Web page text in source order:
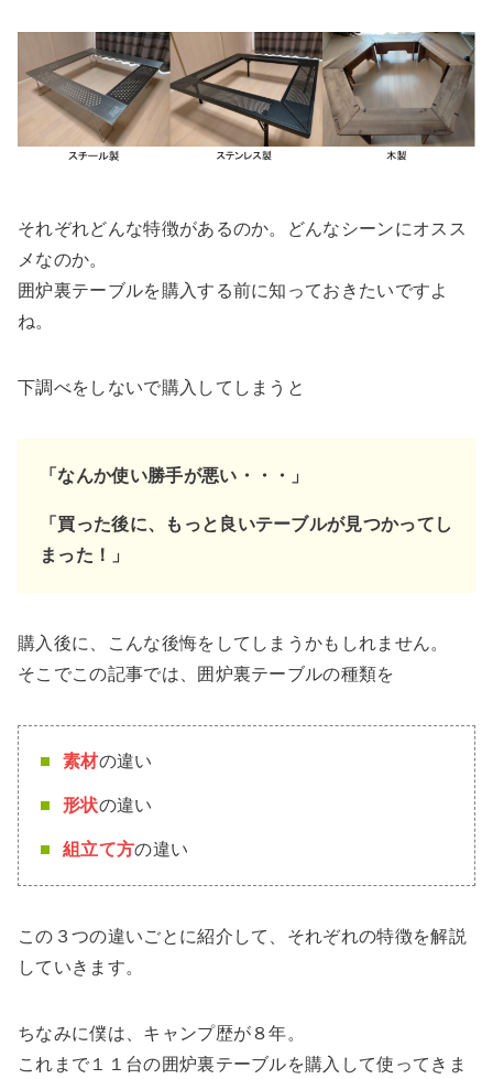
それぞれどんな特徴があるのか。どんなシーンにオスス
メなのか。
囲炉裏テーブルを購入する前に知っておきたいですよ
ね。
下調べをしないで購入してしまうと
「なんか使い勝手が悪い・・・」
「買った後に、もっと 良いテーブルが見つかってし
まった！」
購入後に、こんな後悔をしてしまうかもしれません。
そこでこの記事では、囲炉裏テーブルの種類を
素材の違い
形状の違い
組立て方の違い
この３つの違いごとに紹介して、それぞれの特徴を解説
していきます。
ちなみに僕は、キャンプ歴が８年。
これまで１１台の囲炉裏テーブルを購入して使ってきま